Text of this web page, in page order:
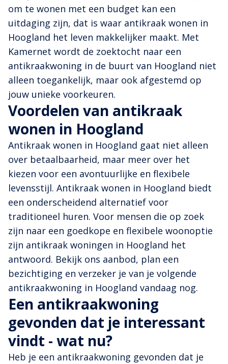
om te wonen met een budget kan een
uitdaging zijn, dat is waar antikraak wonen in
Hoogland het leven makkelijker maakt. Met
Kamernet wordt de zoektocht naar een
antikraakwoning in de buurt van Hoogland niet
alleen toegankelijk, maar ook afgestemd op
jouw unieke voorkeuren.
Voordelen van antikraak
wonen in Hoogland
Antikraak wonen in Hoogland gaat niet alleen
over betaalbaarheid, maar meer over het
kiezen voor een avontuurlijke en flexibele
levensstijl. Antikraak wonen in Hoogland biedt
een onderscheidend alternatief voor
traditioneel huren. Voor mensen die op zoek
zijn naar een goedkope en flexibele woonoptie
zijn antikraak woningen in Hoogland het
antwoord. Bekijk ons aanbod, plan een
bezichtiging en verzeker je van je volgende
antikraakwoning in Hoogland vandaag nog.
Een antikraakwoning
gevonden dat je interessant
vindt - wat nu?
Heb je een antikraakwoning gevonden dat je